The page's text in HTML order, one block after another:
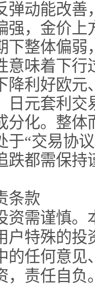
弹动能改
强，金价
下整体偏
意味着下
降利好欧
日元套利
分化。整
于“交易协
跌都需保持
条款
资需谨慎
户特殊的
的任何意
，责任自负